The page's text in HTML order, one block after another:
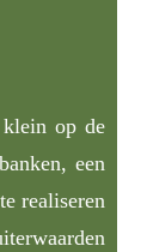
op de
een
realiseren